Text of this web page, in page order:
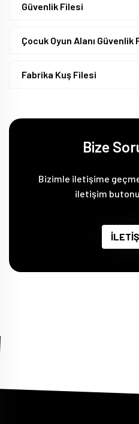
Güvenlik Filesi
Çocuk Oyun Alanı Güvenlik
Fabrika Kuş Filesi
Bize
Bizimle iletişime
iletişim